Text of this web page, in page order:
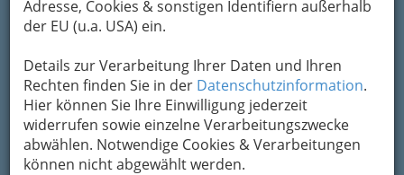
Adresse, Cookies & sonstigen Identifiern außerhalb
der EU (u.a. USA) ein.
Details zur Verarbeitung Ihrer Daten und Ihren
Rechten finden Sie in der Datenschutzinformation.
Hier können Sie Ihre Einwilligung jederzeit
widerrufen sowie einzelne Verarbeitungszwecke
abwählen. Notwendige Cookies & Verarbeitungen
können nicht abgewählt werden.
Um die Info-Graz Firmen
bewahren
, verwenden wir an dieser Stelle zur
Übermittlung Ihrer Nachricht ein sicheres
Formular. Ihre Nachricht wird nach dem
Absenden umgehend per Mail an das
Unternehmen Vinothek Vinalia - Carmen Leitold
weitergeleitet.